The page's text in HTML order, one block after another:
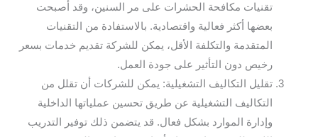
تقنيات مكافحة الحشرات على مر السنين، وقد أصبحت
بعضها أكثر فعالية واقتصادية. بالاستفادة من التقنيات
المتقدمة والتكلفة الأقل، يمكن للشركة تقديم خدمات بسعر
رخيص دون التأثير على جودة العمل.
تقليل التكاليف التشغيلية: يمكن للشركات أن تقلل من
التكاليف التشغيلية عن طريق تحسين عملياتها الداخلية
وإدارة الموارد بشكل فعال. قد يتضمن ذلك توفير التدريب